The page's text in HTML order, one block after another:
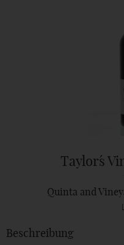
Taylor´s
Quinta and
Beschreibung